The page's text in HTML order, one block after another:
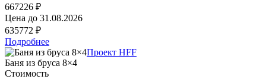
667226 ₽
Цена до 31.08.2026
635772 ₽
Подробнее
Проект HFF
Баня из бруса 8×4
Стоимость